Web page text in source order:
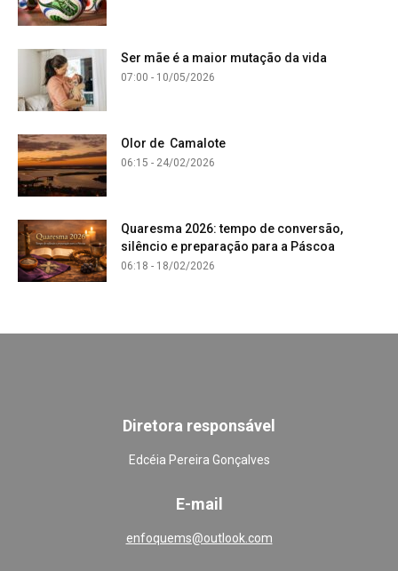
Ser mãe é a maior mutação da vida
07:00 - 10/05/2026
Olor de Camalote
06:15 - 24/02/2026
Quaresma 2026: tempo de conversão,
silêncio e preparação para a Páscoa
06:18 - 18/02/2026
Diretora responsável
Edcéia Pereira Gonçalves
E-mail
enfoquems@outlook.com